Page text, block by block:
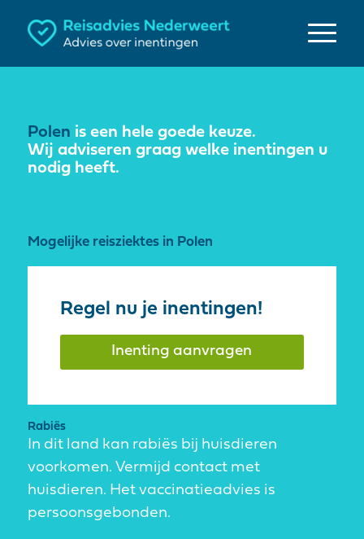
Polen is een hele goede keuze.
Wij adviseren graag welke inentingen u
nodig heeft.
Mogelijke reisziektes in Polen
Regel nu je inentingen!
Inenting aanvragen
Rabiës
In dit land kan rabiës bij huisdieren
voorkomen. Vermijd contact met
huisdieren. Het vaccinatieadvies is
persoonsgebonden.